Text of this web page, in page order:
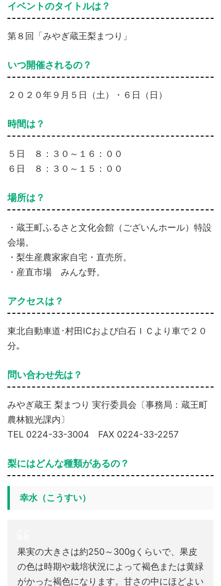
イベントのタイトルは？
第８回「みやぎ蔵王梨まつり」
いつ開催されるの？
２０２０年９月５日（土）・６日（日）
時間は？
５日 ８：３０～１６：００
６日 ８：３０～１５：００
場所は？
・蔵王町ふるさと文化会館（ございんホール）特設
会場。
・梨生産農家家自宅・直売所。
・産直市場 みんな野。
アクセスは？
東北自動車道･村田ICおよび白石ＩＣより車で２０
分｡
問い合わせ先は？
みやぎ蔵王 梨まつり 実行委員会〔事務局：蔵王町
農林観光課内〕
TEL 0224-33-3004 FAX 0224-33-2257
梨にはどんな種類があるの？
幸水（こうすい）
果実の大きさは約250～300gくらいで、果皮
の色は時期や栽培状況によって褐色または黄緑
がかった褐色になります。甘さの中にほどよい